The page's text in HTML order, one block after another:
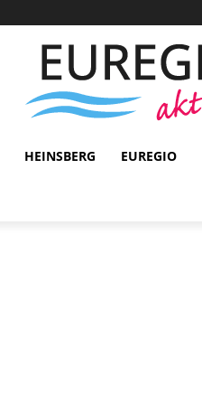
HEINSBERG EUREGIO